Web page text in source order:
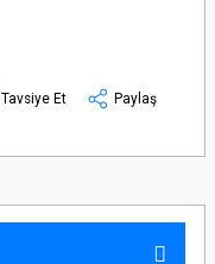
Tavsiye Et Paylaş